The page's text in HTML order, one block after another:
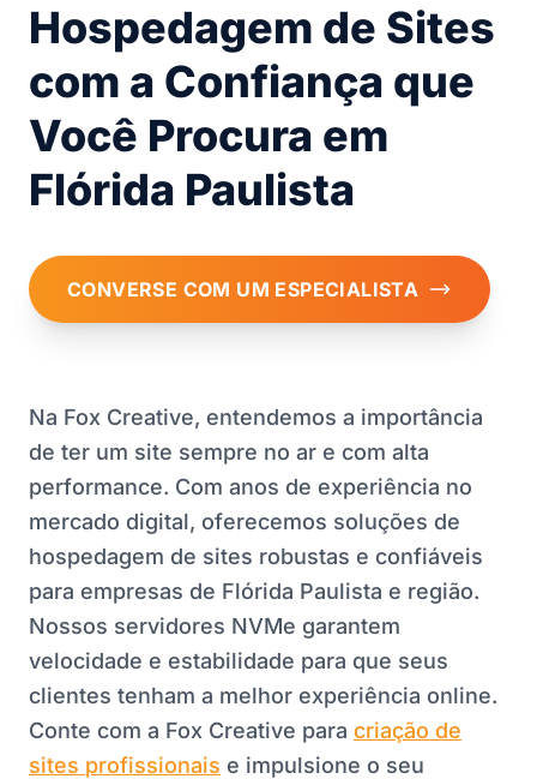
Hospedagem de Sites
com a Confiança que
Você Procura em
Flórida Paulista
CONVERSE COM UM ESPECIALISTA
Na Fox Creative, entendemos a importância
de ter um site sempre no ar e com alta
performance. Com anos de experiência no
mercado digital, oferecemos soluções de
hospedagem de sites robustas e confiáveis
para empresas de Flórida Paulista e região.
Nossos servidores NVMe garantem
velocidade e estabilidade para que seus
clientes tenham a melhor experiência online.
Conte com a Fox Creative para criação de
sites profissionais e impulsione o seu